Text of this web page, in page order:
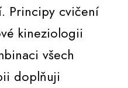
Principy cvičení
kineziologii
všech
doplňuji